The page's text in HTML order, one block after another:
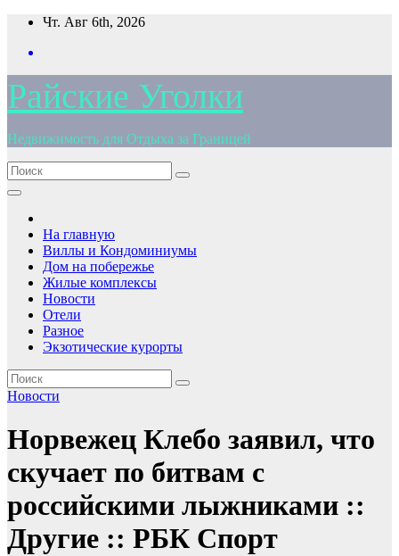
Перейти
содержимому
Чт. Авг 6th, 2026
Райские Уголки
Недвижимость для Отдыха за Границей
На главную
Виллы и Кондоминиумы
Дом на побережье
Жилые комплексы
Новости
Отели
Разное
Экзотические курорты
Новости
Норвежец Клебо заявил, что
скучает по битвам с
российскими лыжниками ::
Другие :: РБК Спорт